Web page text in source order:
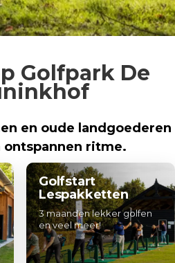
Golfpark De
en oude landgoederen
ontspannen ritme.
Golfstart
Lespakketten
3 maanden lekker golfen
en veel meer!